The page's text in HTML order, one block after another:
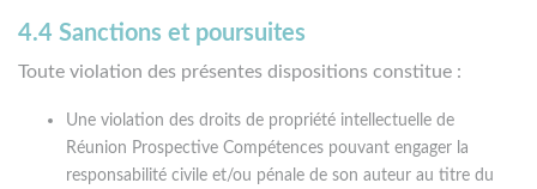
4.4 Sanctions et poursuites
Toute violation des présentes dispositions constitue :
Une violation des droits de propriété intellectuelle de
Réunion Prospective Compétences pouvant engager la
responsabilité civile et/ou pénale de son auteur au titre du